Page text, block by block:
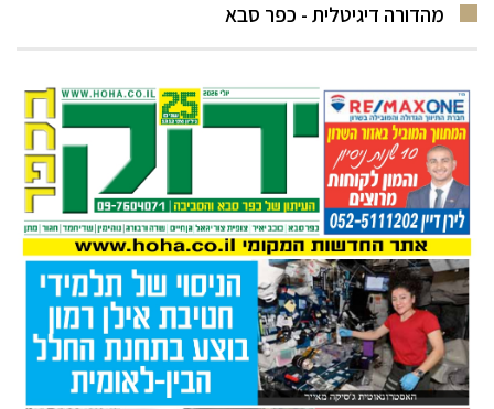
מהדורה דיגיטלית - כפר סבא